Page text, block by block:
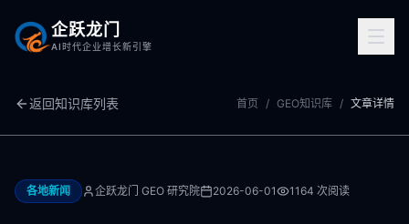
企跃龙门
AI时代企业增长新引擎
返回知识库列表 首页 / GEO知识库 / 文章详情
各地新闻 企跃龙门 GEO 研究院 2026-06-01 1164 次阅读